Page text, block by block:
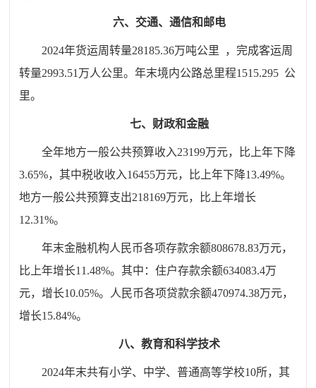
六、交通、通信和邮电
2024年货运周转量28185.36万吨公里
，完成客运周
转量2993.51万人公里。年末境内公路总里程1515.295 公
里。
七、财政和金融
全年地方一般公共预算收入23199万元，比上年下降
3.65%，其中税收收入16455万元， 比上年下降13.49%。
地方一般公共预算支出218169万元，
比上年增长
12.31%。
年末金融机构人民币各项存款余额808678.83万元，
比上年增长11.48%。其中：住户存款余额634083.4万
元，增长10.05%。人民币各项贷款余额470974.38万元，
增长15.84%。
八、教育和科学技术
2024年末共有小学、中学、普通高等学校10所，其